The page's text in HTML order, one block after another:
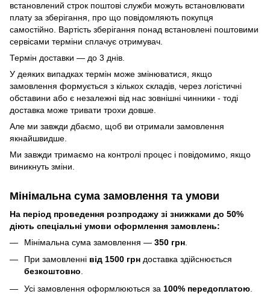
встановлений строк поштові служби можуть встановлювати
плату за зберігання, про що повідомляють покупця
самостійно. Вартість зберігання понад вcтановлені поштовими
сервісами терміни сплачує отримувач.
Термін доставки — до 3 днів.
У деяких випадках термін може змінюватися, якщо
замовлення формується з кількох складів, через логістичні
обставини або є незалежні від нас зовнішні чинники - тоді
доставка може тривати трохи довше.
Але ми завжди дбаємо, щоб ви отримали замовлення
якнайшвидше.
Ми завжди тримаємо на контролі процес і повідомимо, якщо
виникнуть зміни.
Мінімальна сума замовлення та умови
На період проведення розпродажу зі знижками до 50%
діють спеціальні умови оформлення замовлень:
Мінімальна сума замовлення — 350 грн
При замовленні від 1500 грн доставка здійснюється
безкоштовно.
Усі замовлення оформлюються за 100% передоплатою